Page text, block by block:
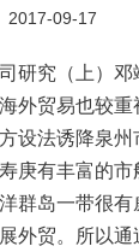
2017-09-17
研究（上）
外贸易也较重
设法诱降泉
庚有丰富的市
群岛一带很
外贸。所以通